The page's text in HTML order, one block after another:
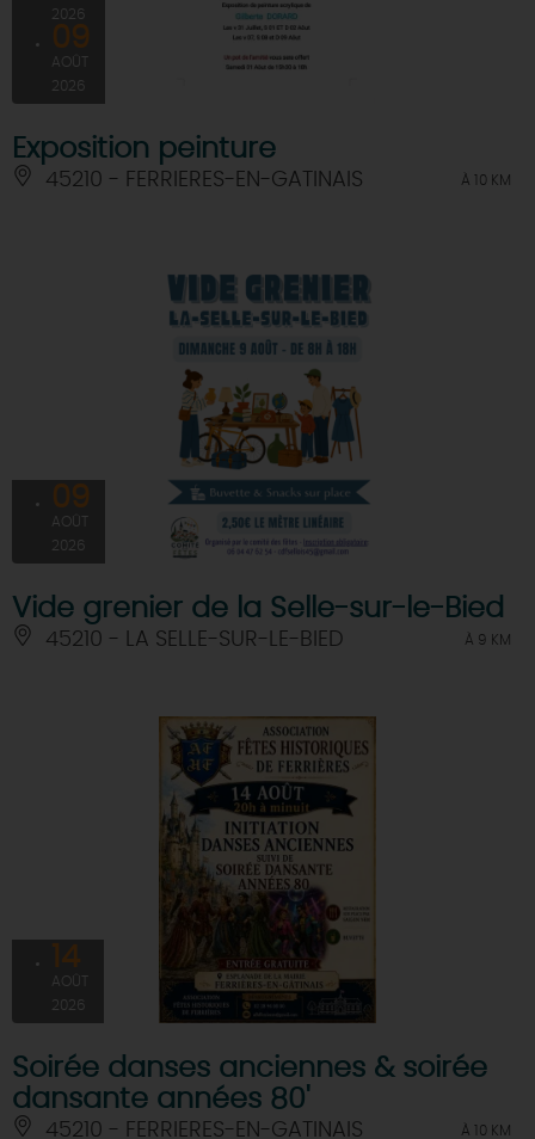
2026
09
AOÛT
2026
Exposition peinture
45210 - FERRIERES-EN-GATINAIS À 10 KM
09
AOÛT
2026
Vide grenier de la Selle-sur-le-Bied
45210 - LA SELLE-SUR-LE-BIED À 9 KM
14
AOÛT
2026
Soirée danses anciennes & soirée
dansante années 80'
45210 - FERRIERES-EN-GATINAIS À 10 KM